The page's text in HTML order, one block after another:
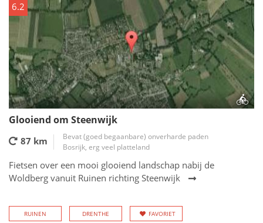
6.2
Glooiend om Steenwijk
87 km
Bevat (goed begaanbare) onverharde paden
Bosrijk, erg veel platteland
Fietsen over een mooi glooiend landschap nabij de
Woldberg vanuit Ruinen richting Steenwijk
RUINEN DRENTHE FAVORIET